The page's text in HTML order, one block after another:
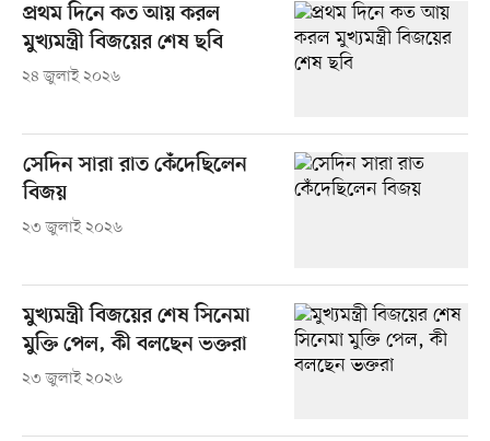
প্রথম দিনে কত আয় করল
মুখ্যমন্ত্রী বিজয়ের শেষ ছবি
২৪ জুলাই ২০২৬
সেদিন সারা রাত কেঁদেছিলেন
বিজয়
২৩ জুলাই ২০২৬
মুখ্যমন্ত্রী বিজয়ের শেষ সিনেমা
মুক্তি পেল, কী বলছেন ভক্তরা
২৩ জুলাই ২০২৬